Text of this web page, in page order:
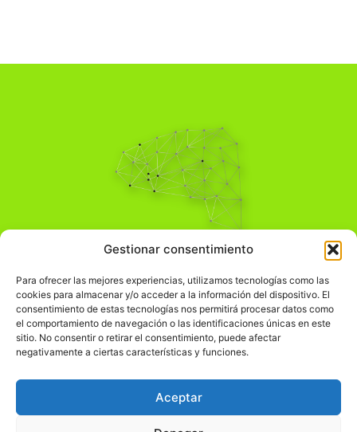
Gestionar consentimiento
Para ofrecer las mejores experiencias, utilizamos tecnologías como las
cookies para almacenar y/o acceder a la información del dispositivo. El
consentimiento de estas tecnologías nos permitirá procesar datos como
el comportamiento de navegación o las identificaciones únicas en este
sitio. No consentir o retirar el consentimiento, puede afectar
negativamente a ciertas características y funciones.
Aceptar
Pensamiento Crítico
Comprender el mundo para transformarlo.
Información Legal
჻Política de privacidad
Política de cookies